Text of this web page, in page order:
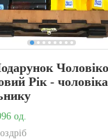
Рік -
од.